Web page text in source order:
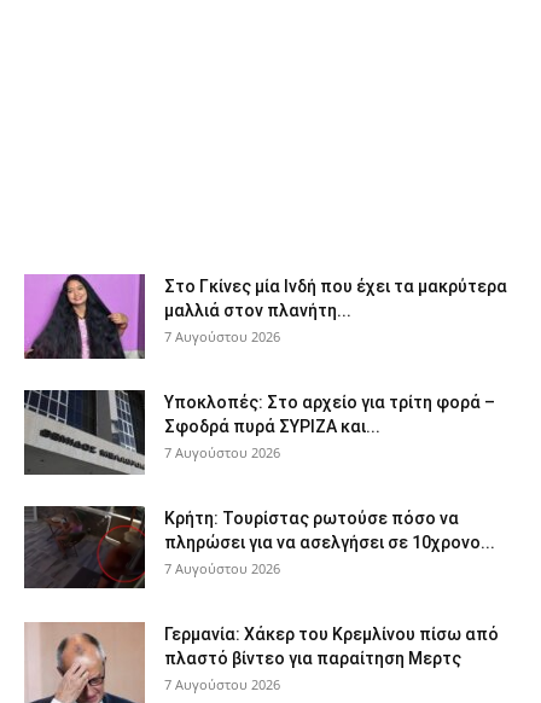
Στο Γκίνες μία Ινδή που έχει τα μακρύτερα
μαλλιά στον πλανήτη...
7 Αυγούστου 2026
Υποκλοπές: Στο αρχείο για τρίτη φορά –
Σφοδρά πυρά ΣΥΡΙΖΑ και...
7 Αυγούστου 2026
Κρήτη: Τουρίστας ρωτούσε πόσο να
πληρώσει για να ασελγήσει σε 10χρονο...
7 Αυγούστου 2026
Γερμανία: Χάκερ του Κρεμλίνου πίσω από
πλαστό βίντεο για παραίτηση Μερτς
7 Αυγούστου 2026